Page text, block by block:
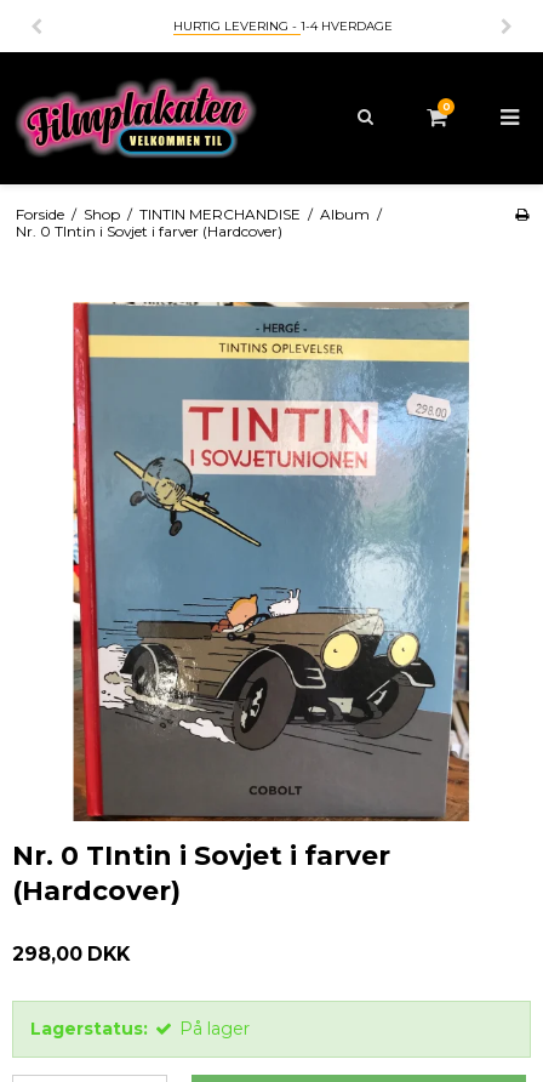
HURTIG LEVERING -1-4 HVERDAGE
0
Forside / Shop / TINTIN MERCHANDISE / Album /
Nr. 0 TIntin i Sovjet i farver (Hardcover)
Nr. 0 TIntin i Sovjet i farver
(Hardcover)
298,00 DKK
Lagerstatus: På lager